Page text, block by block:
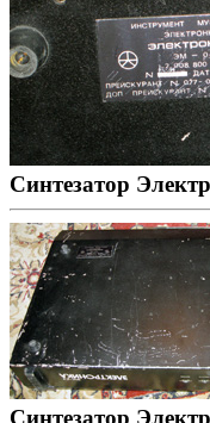
Синтезатор
Синтезатор